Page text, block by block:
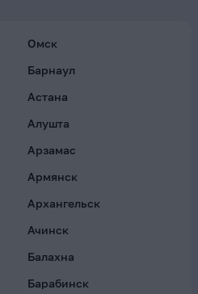
Омск
Барнаул
Астана
Алушта
Арзамас
Армянск
Архангельск
Ачинск
Балахна
Барабинск